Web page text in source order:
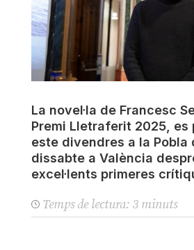
La novel·la de Francesc
Premi Lletraferit 2025, es
este divendres a la Pobla
dissabte a València
excel·lents primeres
Temps de lectura: 3 minuts